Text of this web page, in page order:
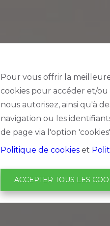
Pour vous offrir la
cookies pour accéder et/
nous autorisez, ainsi qu'à
navigation ou les
de page via l'option
Politique de cookies et
ACCEPTER TOUS LES